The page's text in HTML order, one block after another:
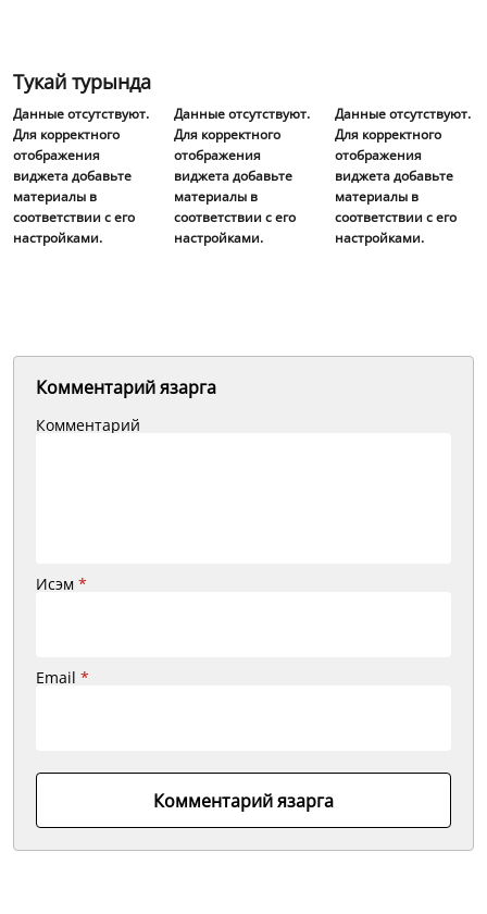
Тукай турында
Данные отсутствуют.
Для корректного
отображения
виджета добавьте
материалы в
соответствии с его
настройками.
Данные отсутствуют.
Для корректного
отображения
виджета добавьте
материалы в
соответствии с его
настройками.
Данные отсутствуют.
Для корректного
отображения
виджета добавьте
материалы в
соответствии с его
настройками.
Комментарий язарга
Комментарий
Исэм *
Email *
Комментарий язарга